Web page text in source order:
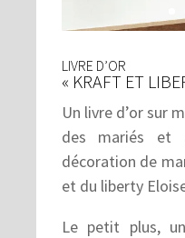
LIVRE D’OR
« KRAFT ET
Un livre d’or sur
des mariés et
décoration de
et du liberty
Le petit plus,